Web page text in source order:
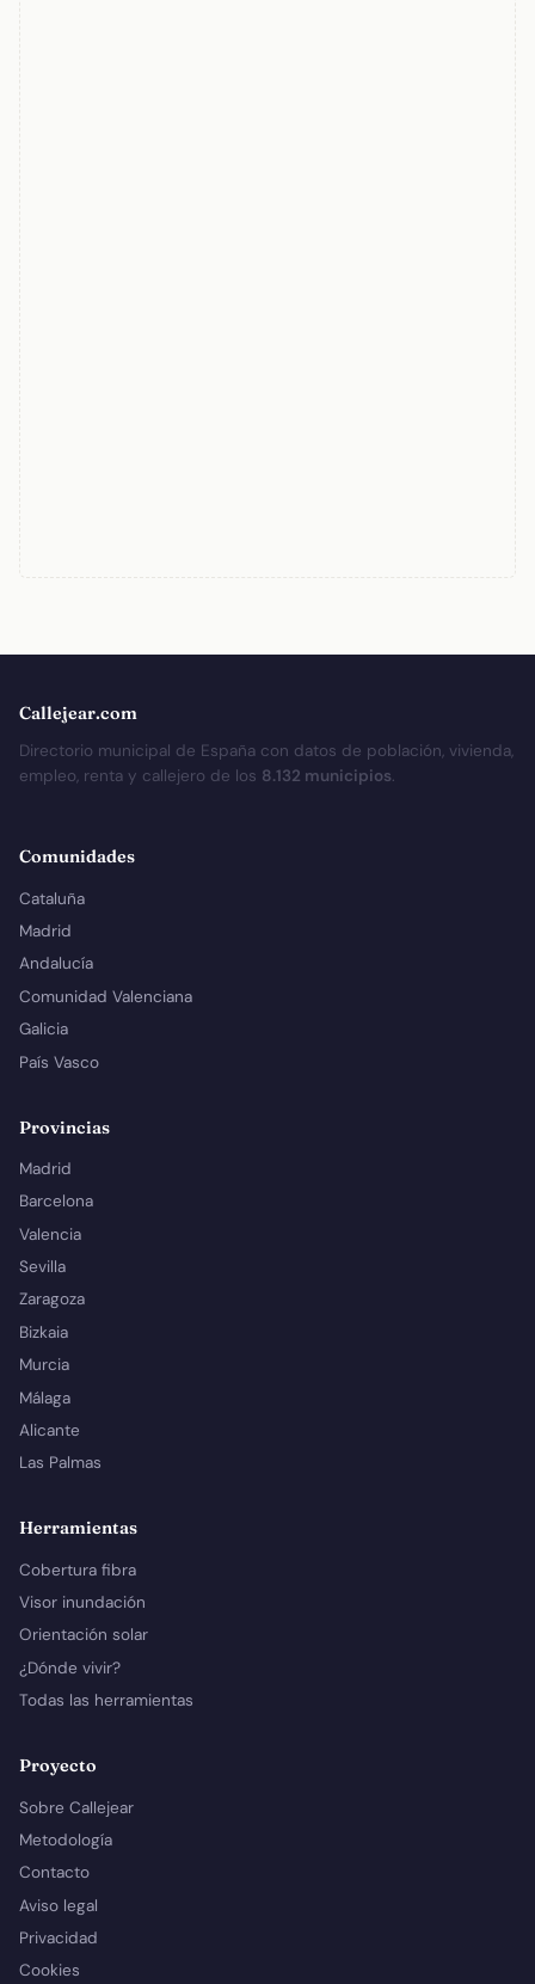
Callejear.com
Directorio municipal de España con datos de población, vivienda,
empleo, renta y callejero de los 8.132 municipios.
Comunidades
Cataluña
Madrid
Andalucía
Comunidad Valenciana
Galicia
País Vasco
Provincias
Madrid
Barcelona
Valencia
Sevilla
Zaragoza
Bizkaia
Murcia
Málaga
Alicante
Las Palmas
Herramientas
Cobertura fibra
Visor inundación
Orientación solar
¿Dónde vivir?
Todas las herramientas
Proyecto
Sobre Callejear
Metodología
Contacto
Aviso legal
Privacidad
Cookies